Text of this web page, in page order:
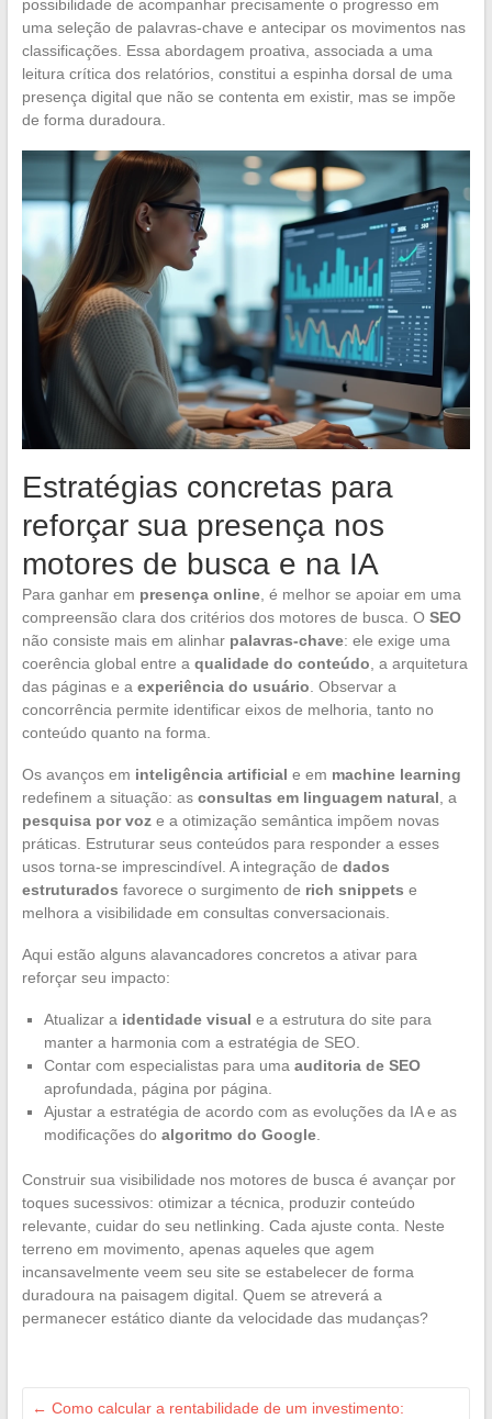
possibilidade de acompanhar precisamente o progresso em
uma seleção de palavras-chave e antecipar os movimentos nas
classificações. Essa abordagem proativa, associada a uma
leitura crítica dos relatórios, constitui a espinha dorsal de uma
presença digital que não se contenta em existir, mas se impõe
de forma duradoura.
Estratégias concretas para
reforçar sua presença nos
motores de busca e na IA
Para ganhar em presença online, é melhor se apoiar em uma
compreensão clara dos critérios dos motores de busca. O SEO
não consiste mais em alinhar palavras-chave: ele exige uma
coerência global entre a qualidade do conteúdo , a arquitetura
das páginas e a experiência do usuário . Observar a
concorrência permite identificar eixos de melhoria, tanto no
conteúdo quanto na forma.
Os avanços em inteligência artificial e em machine learning
redefinem a situação: as consultas em linguagem natural , a
pesquisa por voze a otimização semântica impõem novas
práticas. Estruturar seus conteúdos para responder a esses
usos torna-se imprescindível. A integração de dados
estruturados favorece o surgimento de rich snippets e
melhora a visibilidade em consultas conversacionais.
Aqui estão alguns alavancadores concretos a ativar para
reforçar seu impacto:
Atualizar a identidade visual e a estrutura do site para
manter a harmonia com a estratégia de SEO.
Contar com especialistas para uma auditoria de SEO
aprofundada, página por página.
Ajustar a estratégia de acordo com as evoluções da IA e as
modificações do algoritmo do Google.
Construir sua visibilidade nos motores de busca é avançar por
toques sucessivos: otimizar a técnica, produzir conteúdo
relevante, cuidar do seu netlinking. Cada ajuste conta. Neste
terreno em movimento, apenas aqueles que agem
incansavelmente veem seu site se estabelecer de forma
duradoura na paisagem digital. Quem se atreverá a
permanecer estático diante da velocidade das mudanças?
← Como calcular a rentabilidade de um investimento: